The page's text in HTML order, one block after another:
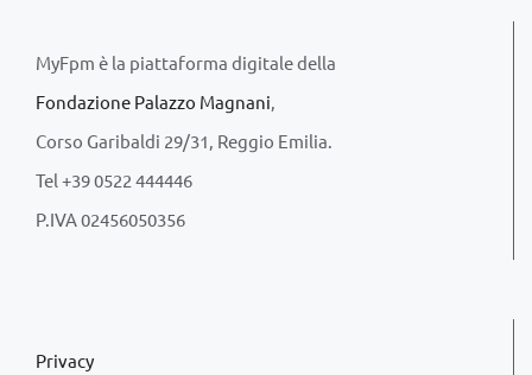
MyFpm è la piattaforma digitale della
Fondazione Palazzo Magnani,
Corso Garibaldi 29/31, Reggio Emilia.
Tel +39 0522 444446
P.IVA 02456050356
Privacy